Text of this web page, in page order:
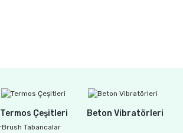
Termos Çeşitleri Beton Vibratörleri